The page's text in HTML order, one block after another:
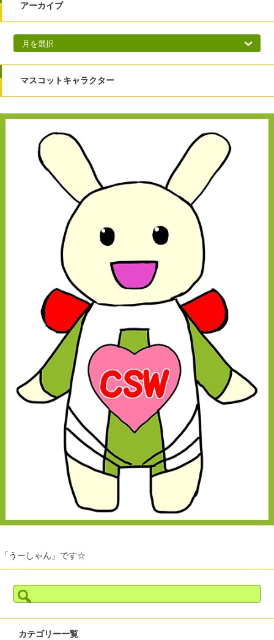
アーカイブ
アーカイブ
マスコットキャラクター
「うーしゃん」です☆
検
索:
カテゴリー一覧